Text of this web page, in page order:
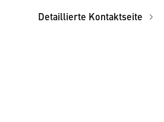
Detaillierte Kontaktseite